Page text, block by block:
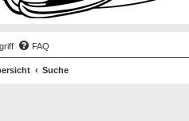
FAQ
Suche